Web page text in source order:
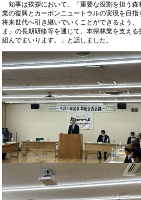
知事は挨拶において、「重要な役割を担う森
業の復興とカーボンニュートラルの実現を目
将来世代へ引き継いでいくことができるよう、
ま」の長期研修等を通じて、本県林業を支える
組んでまいります。」と話しました。